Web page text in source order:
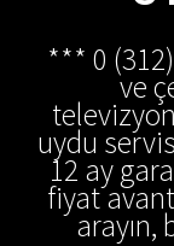
*** 0
ve
uydu
12 ay
fiyat